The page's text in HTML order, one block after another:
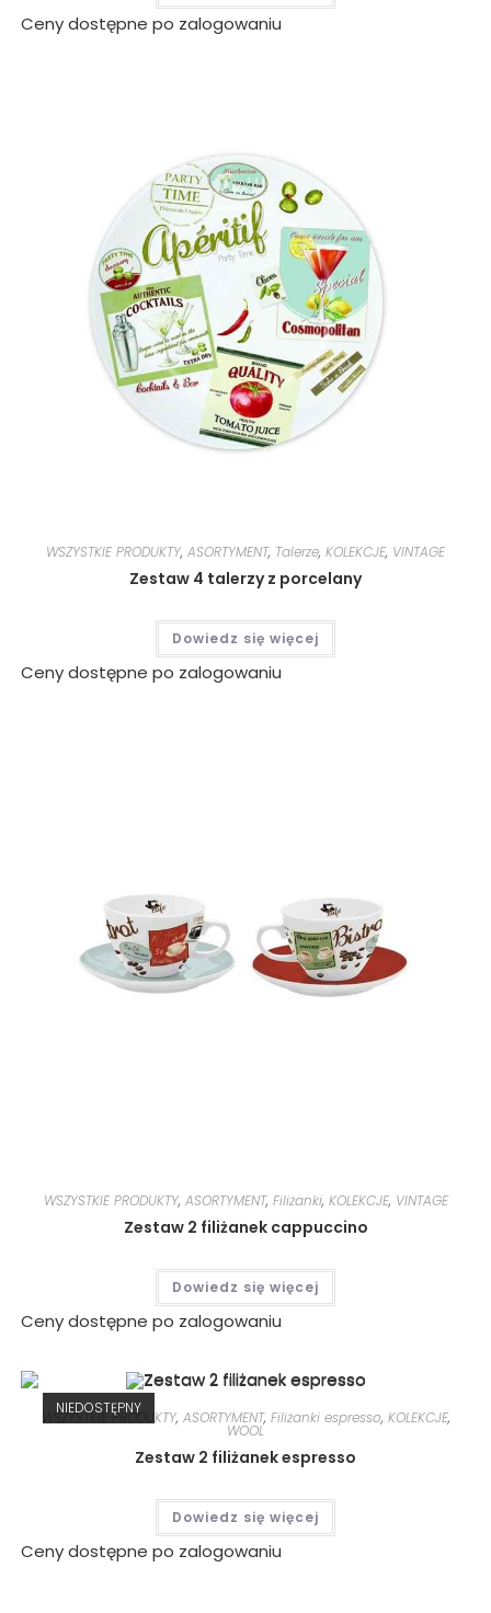
Ceny dostępne po zalogowaniu
WSZYSTKIE PRODUKTY, ASORTYMENT, Talerze, KOLEKCJE, VINTAGE
Zestaw 4 talerzy z porcelany
Dowiedz się więcej
Ceny dostępne po zalogowaniu
WSZYSTKIE PRODUKTY, ASORTYMENT, Filiżanki, KOLEKCJE, VINTAGE
Zestaw 2 filiżanek cappuccino
Dowiedz się więcej
Ceny dostępne po zalogowaniu
NIEDOSTĘPNY
WSZYSTKIE PRODUKTY, ASORTYMENT, Filiżanki espresso, KOLEKCJE,
WOOL
Zestaw 2 filiżanek espresso
Dowiedz się więcej
Ceny dostępne po zalogowaniu